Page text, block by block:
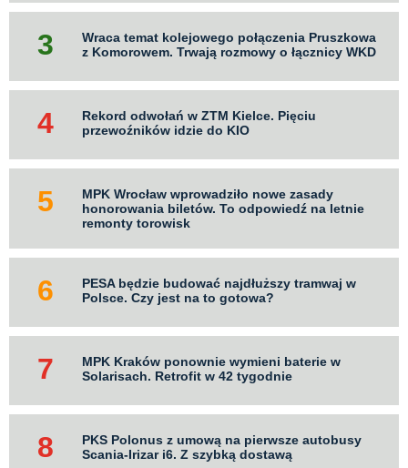
Wraca temat kolejowego połączenia Pruszkowa
z Komorowem. Trwają rozmowy o łącznicy WKD
Rekord odwołań w ZTM Kielce. Pięciu
przewoźników idzie do KIO
MPK Wrocław wprowadziło nowe zasady
honorowania biletów. To odpowiedź na letnie
remonty torowisk
PESA będzie budować najdłuższy tramwaj w
Polsce. Czy jest na to gotowa?
MPK Kraków ponownie wymieni baterie w
Solarisach. Retrofit w 42 tygodnie
PKS Polonus z umową na pierwsze autobusy
Scania-Irizar i6. Z szybką dostawą